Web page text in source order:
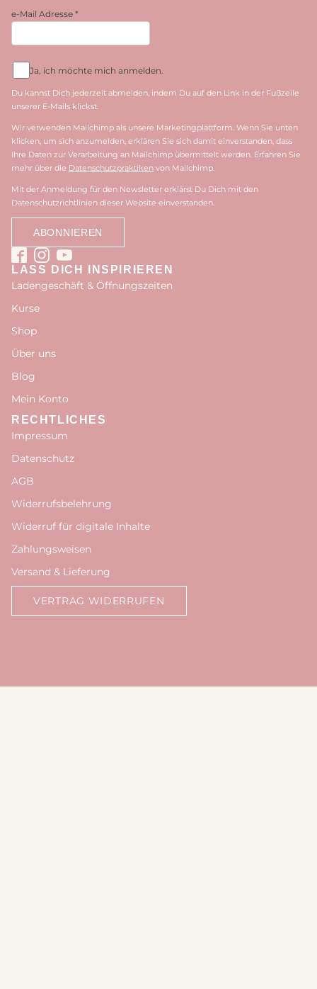
e-Mail Adresse *
Ja, ich möchte mich anmelden.
Du kannst Dich jederzeit abmelden, indem Du auf den Link in der Fußzeile
unserer E-Mails klickst.
Wir verwenden Mailchimp als unsere Marketingplattform. Wenn Sie unten
klicken, um sich anzumelden, erklären Sie sich damit einverstanden, dass
Ihre Daten zur Verarbeitung an Mailchimp übermittelt werden. Erfahren Sie
mehr über die Datenschutzpraktiken von Mailchimp.
Mit der Anmeldung für den Newsletter erklärst Du Dich mit den
Datenschutzrichtlinien dieser Website einverstanden.
LASS DICH INSPIRIEREN
Ladengeschäft & Öffnungszeiten
Kurse
Shop
Über uns
Blog
Mein Konto
RECHTLICHES
Impressum
Datenschutz
AGB
Widerrufsbelehrung
Widerruf für digitale Inhalte
Zahlungsweisen
Versand & Lieferung
VERTRAG WIDERRUFEN